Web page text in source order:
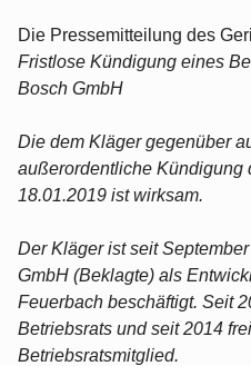
Die Pressemitteilung des
Fristlose Kündigung eines
Bosch GmbH
Die dem Kläger gegenüber
außerordentliche Kündigung
18.01.2019 ist wirksam.
Der Kläger ist seit
GmbH (Beklagte) als
Feuerbach beschäftigt. Seit
Betriebsrats und seit 2014
Betriebsratsmitglied.